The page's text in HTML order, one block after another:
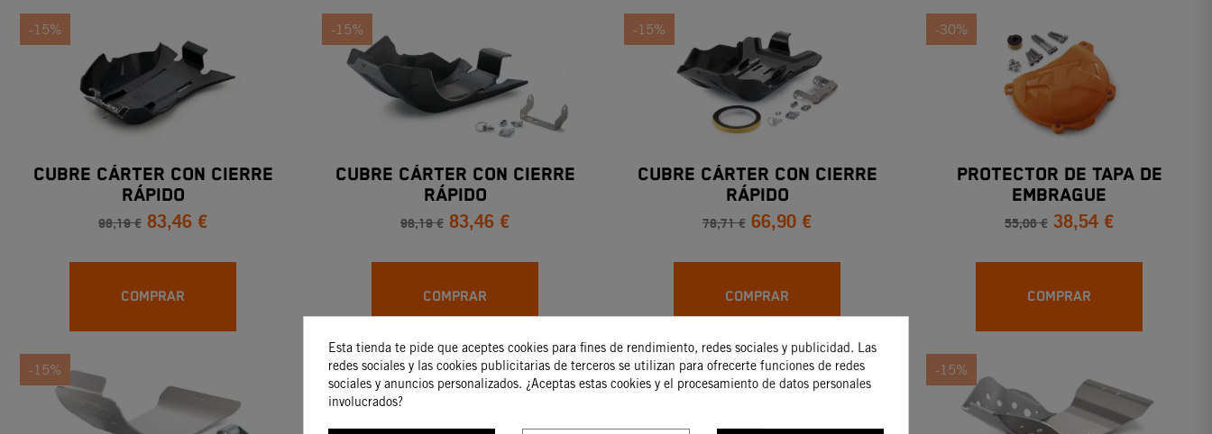
-15%
CUBRE CÁRTER CON CIERRE
RÁPIDO
98,19 € 83,46 €
COMPRAR
-15%
CUBRE CÁRTER CON CIERRE
RÁPIDO
98,19 € 83,46 €
COMPRAR
-15%
CUBRE CÁRTER CON CIERRE
RÁPIDO
78,71 € 66,90 €
COMPRAR
-30%
PROTECTOR DE TAPA DE
EMBRAGUE
55,06 € 38,54 €
COMPRAR
-15% -15% -15% -15%
Esta tienda te pide que aceptes cookies para fines de rendimiento, redes sociales y publicidad. Las
redes sociales y las cookies publicitarias de terceros se utilizan para ofrecerte funciones de redes
sociales y anuncios personalizados. ¿Aceptas estas cookies y el procesamiento de datos personales
involucrados?